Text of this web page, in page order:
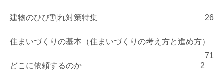
建物のひび割れ対策特集 26
住まいづくりの基本（住まいづくりの考え方と進め方）
71
どこに依頼するのか
2